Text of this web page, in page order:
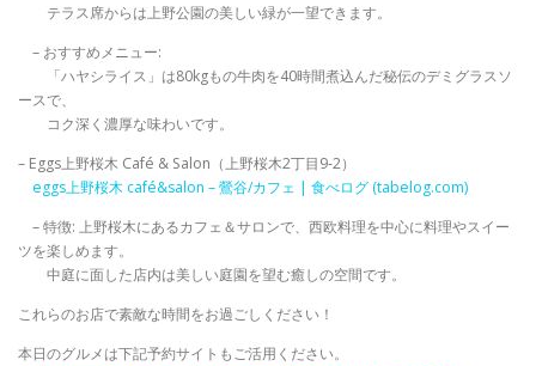
テラス席からは上野公園の美しい緑が一望できます。
– おすすめメニュー:
「ハヤシライス」は80kgもの牛肉を40時間煮込んだ秘伝のデミグラスソ
ースで、
コク深く濃厚な味わいです。
– Eggs上野桜木 Café & Salon（上野桜木2丁目9-2）
eggs上野桜木 café&salon – 鶯谷/カフェ | 食べログ (tabelog.com)
– 特徴: 上野桜木にあるカフェ＆サロンで、西欧料理を中心に料理やスイー
ツを楽しめます。
中庭に面した店内は美しい庭園を望む癒しの空間です。
これらのお店で素敵な時間をお過ごしください！
本日のグルメは下記予約サイトもご活用ください。